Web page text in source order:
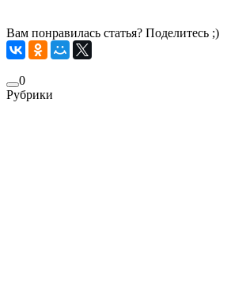
Вам понравилась статья? Поделитесь ;)
0
Рубрики